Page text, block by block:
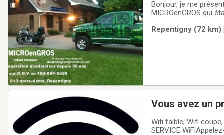
Bonjour, je me
MICROenGROS qui
plaisir, à réparer des
Repentigny (72
Vous avez un
Wifi faible, Wifi
SERVICE